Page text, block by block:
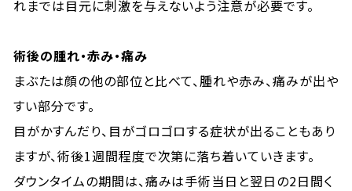
れまでは目元に刺激を与えないよう注意が必要です。
術後の腫れ・赤み・痛み
まぶたは顔の他の部位と比べて、腫れや赤み、痛みが出や
すい部分です。
目がかすんだり、目がゴロゴロする症状が出ることもあり
ますが、術後1週間程度で次第に落ち着いていきます。
ダウンタイムの期間は、痛みは手術当日と翌日の2日間く